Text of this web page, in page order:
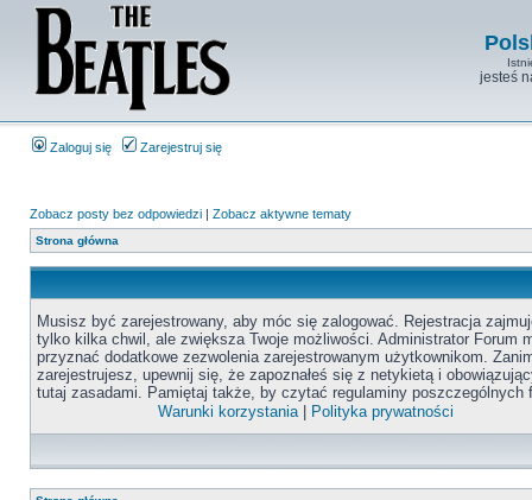
jesteś
Zaloguj się Zarejestruj się
Zobacz posty bez odpowiedzi | Zobacz aktywne tematy
Strona główna
Musisz być zarejestrowany, aby móc się zalogować. Rejestracja
tylko kilka chwil, ale zwiększa Twoje możliwości. Administrator Forum
przyznać dodatkowe zezwolenia zarejestrowanym użytkownikom.
zarejestrujesz, upewnij się, że zapoznałeś się z netykietą i
tutaj zasadami. Pamiętaj także, by czytać regulaminy poszczególnych
Warunki korzystania| Polityka prywatności